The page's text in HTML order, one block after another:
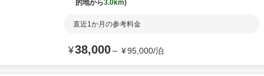
的地から3.0km
直近1か月の参考料金
¥38,000～ ¥95,000/泊